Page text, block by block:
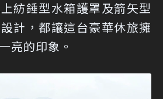
紡錘型水箱護罩及箭矢型
計，都讓這台豪華休旅擁
亮的印象。